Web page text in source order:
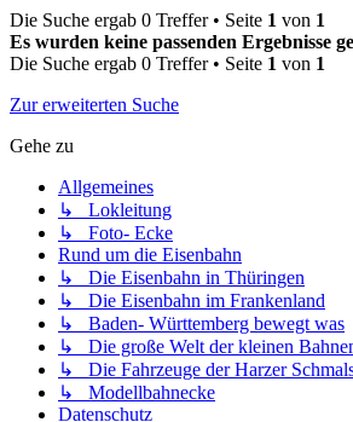
Die Suche ergab 0 Treffer • Seite 1 von 1
Es wurden keine passenden Ergebnisse
Die Suche ergab 0 Treffer • Seite 1 von 1
Zur erweiterten Suche
Gehe zu
Allgemeines
↳ Lokleitung
↳ Foto- Ecke
Rund um die Eisenbahn
↳ Die Eisenbahn in Thüringen
↳ Die Eisenbahn im Frankenland
↳ Baden- Württemberg bewegt was
↳ Die große Welt der kleinen
↳ Die Fahrzeuge der Harzer
↳ Modellbahnecke
Datenschutz